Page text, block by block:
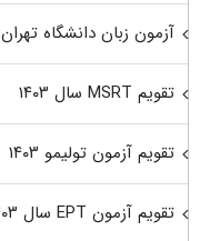
آزمون زبان دانشگاه تهران
تقویم MSRT سال ۱۴۰۳
تقویم آزمون تولیمو ۱۴۰۳
تقویم آزمون EPT سال ۱۴۰۳